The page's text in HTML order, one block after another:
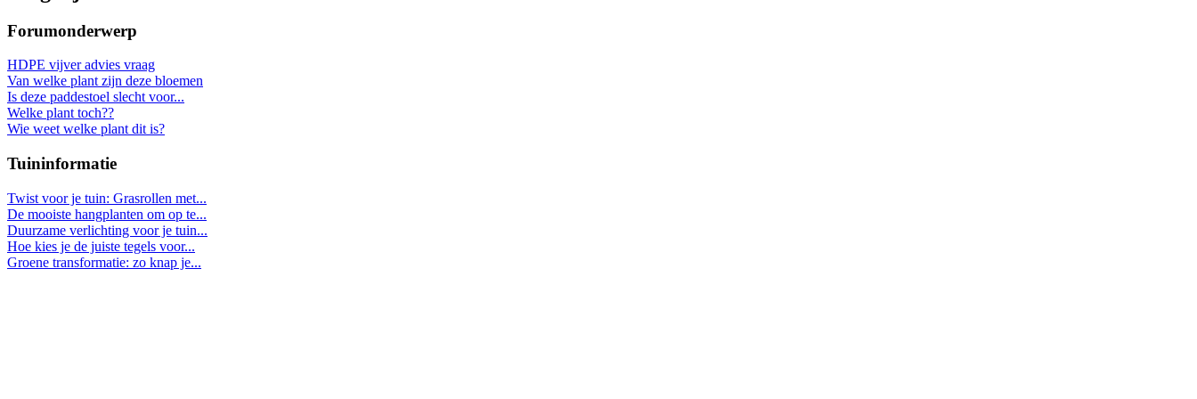
Forumonderwerp
HDPE vijver advies vraag
Van welke plant zijn deze bloemen
Is deze paddestoel slecht voor...
Welke plant toch??
Wie weet welke plant dit is?
Tuininformatie
Twist voor je tuin: Grasrollen met...
De mooiste hangplanten om op te...
Duurzame verlichting voor je tuin...
Hoe kies je de juiste tegels voor...
Groene transformatie: zo knap je...